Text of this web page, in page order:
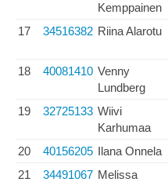
Kemppainen
17 34516382 Riina Alarotu
18 40081410 Venny
Lundberg
19 32725133 Wiivi
Karhumaa
20 40156205 Ilana Onnela
21
34491067 Melissa